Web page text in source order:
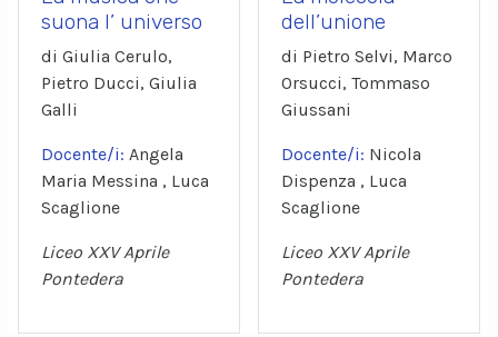
suona l’ universo
di Giulia Cerulo,
Pietro Ducci, Giulia
Galli
Docente/i: Angela
Maria Messina , Luca
Scaglione
Liceo XXV Aprile
Pontedera
dell’unione
di Pietro Selvi, Marco
Orsucci, Tommaso
Giussani
Docente/i: Nicola
Dispenza , Luca
Scaglione
Liceo XXV Aprile
Pontedera